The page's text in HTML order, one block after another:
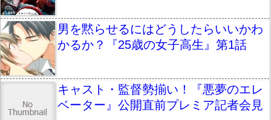
男を黙らせるにはどうしたらいいかわ
かるか？『25歳の女子高生』第1話
キャスト・監督勢揃い！『悪夢のエレ
ベーター』公開直前プレミア記者会見